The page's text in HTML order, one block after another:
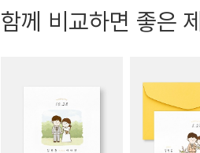
함께 비교하면 좋은